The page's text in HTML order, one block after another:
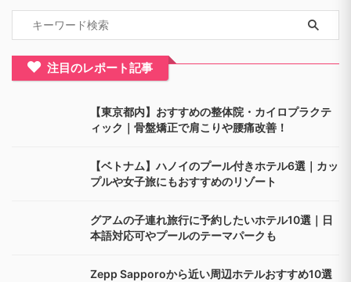
注目のレポート記事
【東京都内】おすすめの整体院・カイロプラクテ
ィック｜骨盤矯正で肩こりや腰痛改善！
【ベトナム】ハノイのプール付きホテル6選｜カッ
プルや女子旅にもおすすめのリゾート
グアムの子連れ旅行に予約したいホテル10選｜日
本語対応可やプールのテーマパークも
Zepp Sapporoから近い周辺ホテルおすすめ10選